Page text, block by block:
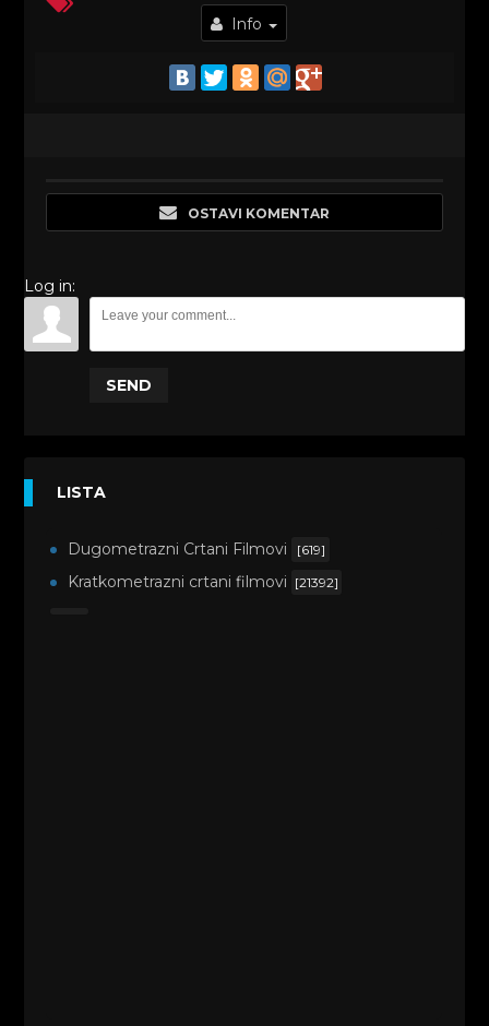
Info
OSTAVI KOMENTAR
Log in:
SEND
LISTA
Dugometrazni Crtani Filmovi [619]
Kratkometrazni crtani filmovi [21392]